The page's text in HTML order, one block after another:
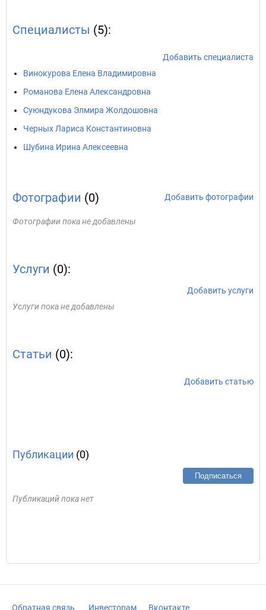
Специалисты (5):
Добавить специалиста
Винокурова Елена Владимировна
Романова Елена Александровна
Суюндукова Элмира Жолдошовна
Черных Лариса Константиновна
Шубина Ирина Алексеевна
Фотографии (0) Добавить фотографии
Фотографии пока не добавлены
Услуги (0):
Добавить услуги
Услуги пока не добавлены
Статьи (0):
Добавить статью
Публикации (0)
Подписаться
Публикаций пока нет
Обратная связь Инвесторам Вконтакте